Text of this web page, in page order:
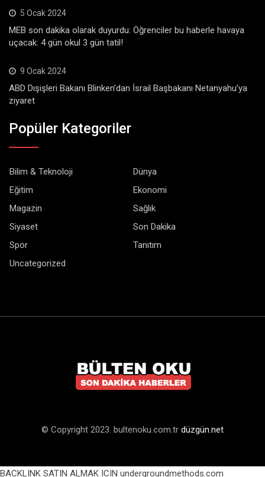
5 Ocak 2024
MEB son dakika olarak duyurdu: Öğrenciler bu haberle havaya
uçacak: 4 gün okul 3 gün tatil!
9 Ocak 2024
ABD Dışişleri Bakanı Blinken’dan İsrail Başbakanı Netanyahu’ya
ziyaret
Popüler Kategoriler
Bilim & Teknoloji
Dünya
Eğitim
Ekonomi
Magazin
Sağlık
Siyaset
Son Dakika
Spor
Tanıtım
Uncategorized
© Copyright 2023. bultenoku.com.tr düzgün.net
BACKLINK SATIN ALMAK ICIN undergroundmethods.com